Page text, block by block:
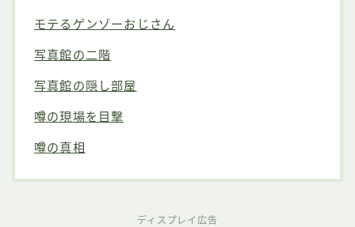
モテるゲンゾーおじさん
写真館の二階
写真館の隠し部屋
噂の現場を目撃
噂の真相
ディスプレイ広告